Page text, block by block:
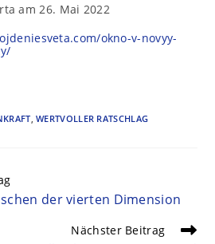
am 26. Mai 2022
okno-v-novyy-
, WERTVOLLER RATSCHLAG
der vierten Dimension
Nächster Beitrag